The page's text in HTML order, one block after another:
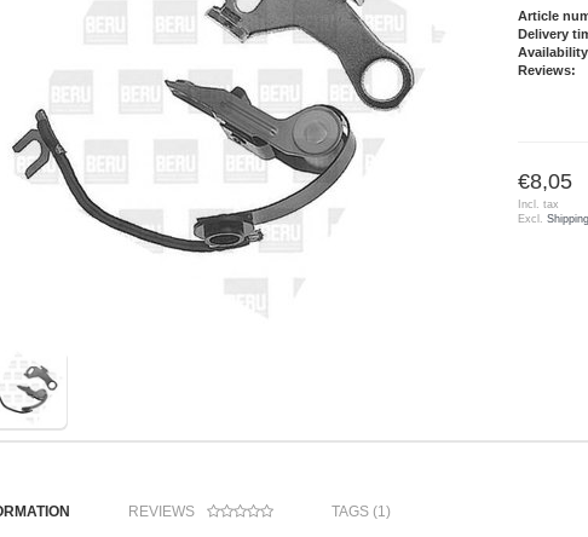
Article
Delivery
Reviews:
€8,05
Incl. tax
Excl.
REVIEWS TAGS (1)